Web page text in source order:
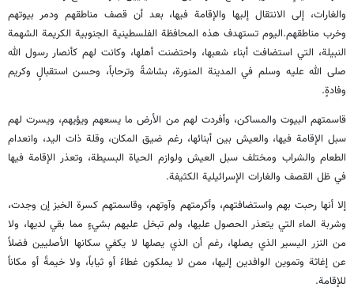
والغارات، إلى الانتقال إليها والإقامة فيها، بعد أن قصف مناطقهم ودمر بيوتهم
وخرب مناطقهم.اليوم تستهدف هذه المحافظة الفلسطينية الجنوبية الكريمة الشهمة
النبيلة، التي استضافت أبناء شعبها، واحتضنت أهلها، وكانت لهم كأنصار رسول الله
صلى الله عليه وسلم في المدينة المنورة، بشاشةً وترحاباً، وحسن استقبالٍ وكريم
وفادةٍ.
قاسمتهم البيوت والمساكن، وأفردت لهم من الأرض ما يسعهم ويؤيهم، ويسرت لهم
سبل الإقامة فيها، والعيش بين أبنائها، رغم ضيق المكان، وقلة ذات اليد، وانعدام
الطعام والشراب ومختلف سبل العيش ولوازم الحياة البسيطة، وتعذر الإقامة فيها
في ظل القصف والغارات الإسرائيلية الكثيفة.
إلا أنها رحبت بهم واستضافتهم، وأكرمتهم وآوتهم، وقاسمتهم كسرة الخبز إن وجدت،
وشربة الماء التي يتعذر الحصول عليها، ولم تبخل عليهم بشيءٍ مما بقي لديها، ولا
من النزر اليسير الذي يصلها، رغم أن الذي يصلها لا يكفي سكانها الأصليين فضلاً
عن إغاثة وتموين الوافدين إليها، ممن لا يملكون غطاءً أو ثياباً، ولا خيمةً أو مكاناً
للإقامة.